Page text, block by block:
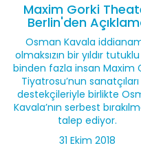
Maxim Gorki
Berlin'den
Osman Kavala
olmaksızın bir yıldır tutuklu
binden fazla insan Maxim
Tiyatrosu’nun
destekçileriyle birlikte
Kavala’nın serbest
talep ediyor.
31 Ekim 2018